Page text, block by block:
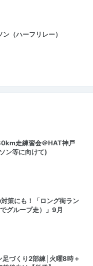
（ハーフリレー）
走練習会＠HAT神戸
ン等に向けて)
策にも！「ロング街ラン
グループ走）」9月
づくり2部練│火曜8時＋